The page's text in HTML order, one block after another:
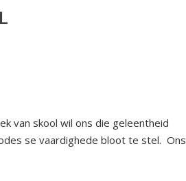
van skool wil ons die geleentheid
se vaardighede bloot te stel. Ons